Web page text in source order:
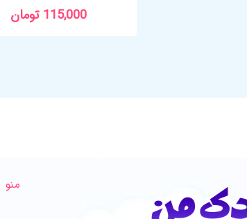
115,000 تومان
منو